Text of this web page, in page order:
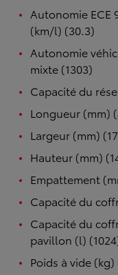
Autonomie ECE
(km/l) (30.3)
Autonomie
mixte (1303)
Capacité du
Longueur (mm)
Largeur (mm)
Hauteur (mm)
Empattement
Capacité du
Capacité du
pavillon (l)
Poids à vide (kg)